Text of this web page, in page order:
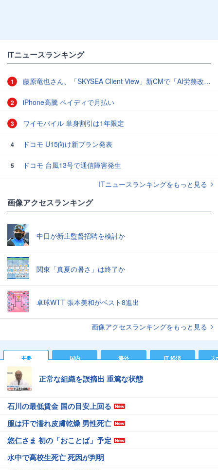
ITニュースランキング
1 藤原竜也さん、「SKYSEA Client View」新CMで「AI労務改善」をアピール 働き方をAIが分析したら「すぐに休んで」と言われる？
2 iPhone高騰 ペイディで月払い
3 ワイモバイル 単身割引は1年限定
4 ドコモ U15向け新プラン発表
5
ドコモ 台風13号で通信障害発生
ITニュースランキングをもっと見る
画像アクセスランキング
中日が新庄監督招聘を検討か
関東「真夏の暑さ」は終了か
卓球WTT 張本美和がベスト8進出
画像アクセスランキングをもっと見る
主要 国内 海外 IT 経済 ス
正常な組織を誤摘出 重篤な状態
石川の最低賃金 国の目安上回る
服は汗で濡れ皮膚乾燥 男性死亡
悠仁さま 初の「おことば」予定
水中で高校生死亡 死因が判明